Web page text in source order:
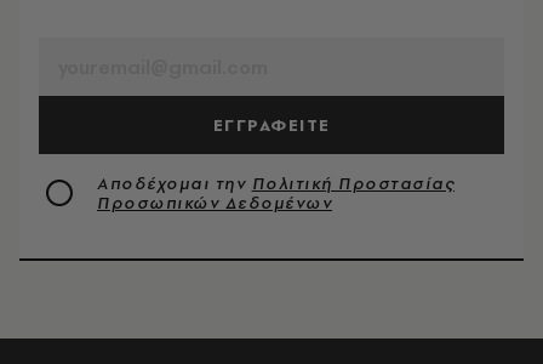
ΕΓΓΡΑΦΕΙΤΕ
Αποδέχομαι την Πολιτική Προστασίας
Προσωπικών Δεδομένων